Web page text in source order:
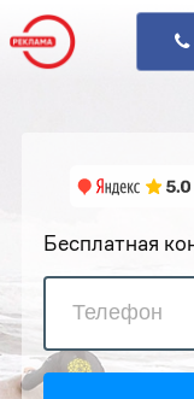
Бесплатная